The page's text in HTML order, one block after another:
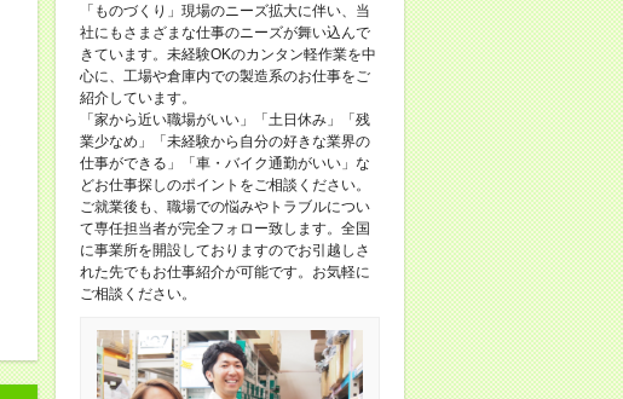
「ものづくり」現場のニーズ拡大に伴い、当
社にもさまざまな仕事のニーズが舞い込んで
きています。未経験OKのカンタン軽作業を中
心に、工場や倉庫内での製造系のお仕事をご
紹介しています。
「家から近い職場がいい」「土日休み」「残
業少なめ」「未経験から自分の好きな業界の
仕事ができる」「車・バイク通勤がいい」な
どお仕事探しのポイントをご相談ください。
ご就業後も、職場での悩みやトラブルについ
て専任担当者が完全フォロー致します。全国
に事業所を開設しておりますのでお引越しさ
れた先でもお仕事紹介が可能です。お気軽に
ご相談ください。